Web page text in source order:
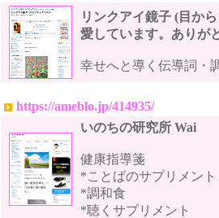
リンクアイ鏡子 (目か
愛しています。ありが
幸せへと導く伝導詞・
https://ameblo.jp/414935/
いのちの研究所 Wai
健康指導箋
*ことばのサプリメント
*調和食
*聴くサプリメント